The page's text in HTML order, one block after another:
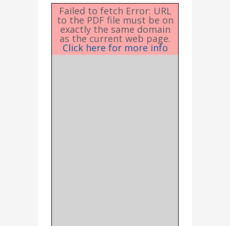
Failed to fetch Error: URL
to the PDF file must be on
exactly the same domain
as the current web page.
Click here for more info